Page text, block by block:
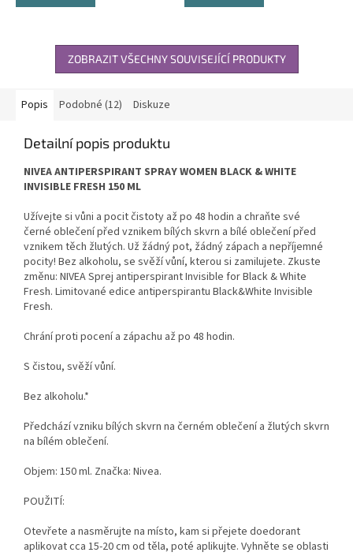
ZOBRAZIT VŠECHNY SOUVISEJÍCÍ PRODUKTY
Popis Podobné (12) Diskuze
Detailní popis produktu
NIVEA ANTIPERSPIRANT SPRAY WOMEN BLACK & WHITE
INVISIBLE FRESH 150 ML
Užívejte si vůni a pocit čistoty až po 48 hodin a chraňte své
černé oblečení před vznikem bílých skvrn a bílé oblečení před
vznikem těch žlutých. Už žádný pot, žádný zápach a nepříjemné
pocity! Bez alkoholu, se svěží vůní, kterou si zamilujete. Zkuste
změnu: NIVEA Sprej antiperspirant Invisible for Black & White
Fresh. Limitované edice antiperspirantu Black&White Invisible
Fresh.
Chrání proti pocení a zápachu až po 48 hodin.
S čistou, svěží vůní.
Bez alkoholu.*
Předchází vzniku bílých skvrn na černém oblečení a žlutých skvrn
na bílém oblečení.
Objem: 150 ml. Značka: Nivea.
POUŽITÍ:
Otevřete a nasměrujte na místo, kam si přejete doedorant
aplikovat cca 15-20 cm od těla, poté aplikujte. Vyhněte se oblasti